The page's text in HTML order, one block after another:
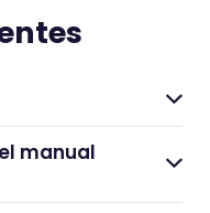
manual